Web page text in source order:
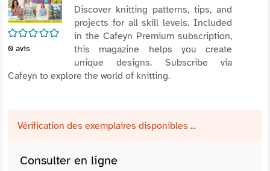
/5
0 avis
Discover knitting patterns, tips, and
projects for all skill levels. Included
in the Cafeyn Premium subscription,
this magazine helps you create
unique designs. Subscribe via
Cafeyn to explore the world of knitting.
Vérification des exemplaires disponibles ...
Consulter en ligne